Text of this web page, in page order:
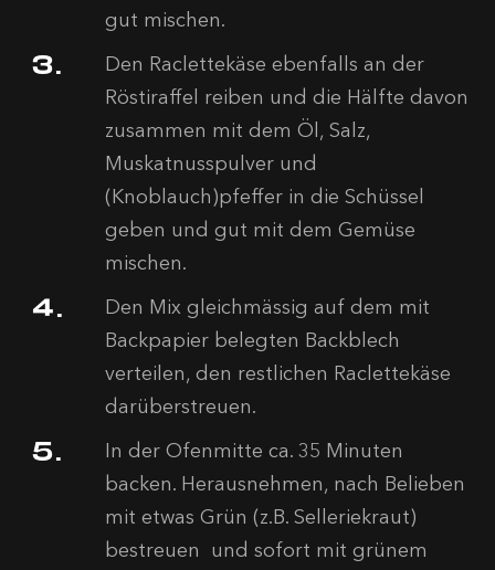
gut mischen.
Den Raclettekäse ebenfalls an der
Röstiraffel reiben und die Hälfte davon
zusammen mit dem Öl, Salz,
Muskatnusspulver und
(Knoblauch)pfeffer in die Schüssel
geben und gut mit dem Gemüse
mischen.
Den Mix gleichmässig auf dem mit
Backpapier belegten Backblech
verteilen, den restlichen Raclettekäse
darüberstreuen.
In der Ofenmitte ca. 35 Minuten
backen. Herausnehmen, nach Belieben
mit etwas Grün (z.B. Selleriekraut)
bestreuen und sofort mit grünem